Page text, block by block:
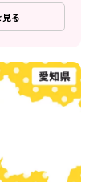
る